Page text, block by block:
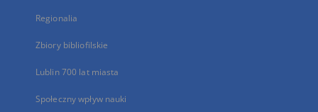
Regionalia
Zbiory bibliofilskie
Lublin 700 lat miasta
Społeczny wpływ nauki